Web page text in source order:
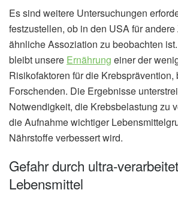
Es sind weitere Untersuchungen
festzustellen, ob in den USA für
ähnliche Assoziation zu beobachten
bleibt unsere Ernährung einer der
Risikofaktoren für die Krebsprävention,
Forschenden. Die Ergebnisse
Notwendigkeit, die Krebsbelastung zu
die Aufnahme wichtiger
Nährstoffe verbessert wird.
Gefahr durch ultra-
Lebensmittel